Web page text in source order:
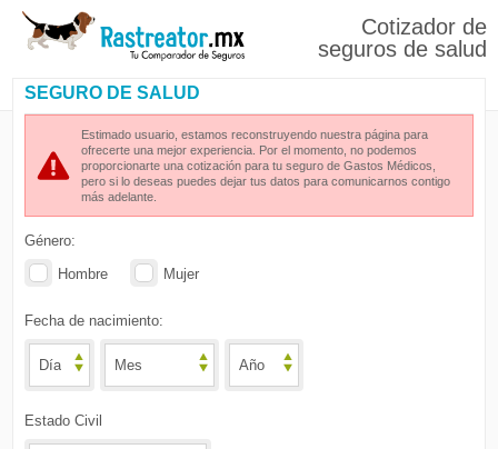
Cotizador de
seguros de salud
SEGURO DE SALUD
Estimado usuario, estamos reconstruyendo nuestra página para
ofrecerte una mejor experiencia. Por el momento, no podemos
proporcionarte una cotización para tu seguro de Gastos Médicos,
pero si lo deseas puedes dejar tus datos para comunicarnos contigo
más adelante.
Género:
Hombre
Mujer
Fecha de nacimiento:
Estado Civil